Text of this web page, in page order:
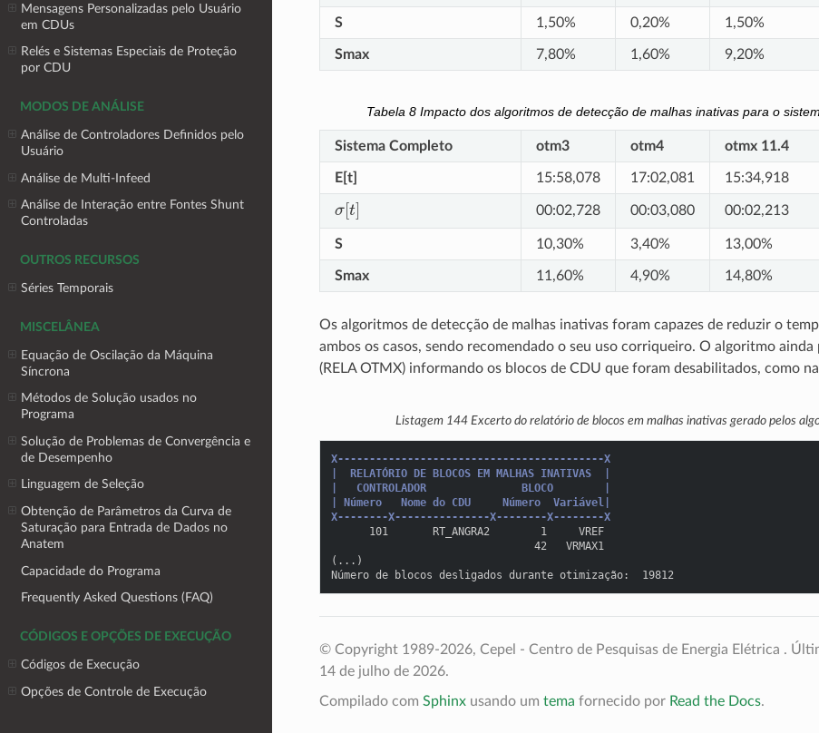
Mensagens Personalizadas pelo Usuário
em CDUs
Relés e Sistemas Especiais de Proteção
por CDU
MODOS DE ANÁLISE
Análise de Controladores Definidos pelo
Usuário
Análise de Multi-Infeed
Análise de Interação entre Fontes Shunt
Controladas
OUTROS RECURSOS
Séries Temporais
MISCELÂNEA
Equação de Oscilação da Máquina
Síncrona
Métodos de Solução usados no
Programa
Solução de Problemas de Convergência e
de Desempenho
Linguagem de Seleção
Obtenção de Parâmetros da Curva de
Saturação para Entrada de Dados no
Anatem
Capacidade do Programa
Frequently Asked Questions (FAQ)
CÓDIGOS E OPÇÕES DE EXECUÇÃO
Códigos de Execução
Opções de Controle de Execução
S 1,50% 0,20% 1,50%
Smax 7,80% 1,60% 9,20%
Tabela 8 Impacto dos algoritmos de detecção de malhas inativas para o
Sistema Completo otm3 otm4 otmx 11.4
E[t] 15:58,078 17:02,081 15:34,918
[t] 00:02,728 00:03,080 00:02,213
S 10,30% 3,40% 13,00%
Smax 11,60% 4,90% 14,80%
Os algoritmos de detecção de malhas inativas foram capazes de reduzir o
ambos os casos, sendo recomendado o seu uso corriqueiro. O algoritmo
(RELA OTMX) informando os blocos de CDU que foram desabilitados, como na
Listagem 144 Excerto do relatório de blocos em malhas inativas gerado pelos
X------------------------------------------X
|  RELATÓRIO DE BLOCOS EM MALHAS INATIVAS  |
|   CONTROLADOR               BLOCO        |
| Número   Nome do CDU     Número  Variável|
X--------X---------------X--------X--------X
      101       RT_ANGRA2        1     VREF
                                42   VRMAX1
(...)
Número de blocos desligados durante otimização:  19812
© Copyright 1989-2026, Cepel - Centro de Pesquisas de Energia Elétrica .
14 de julho de 2026.
Compilado com Sphinxusando um tema fornecido por Read the Docs.